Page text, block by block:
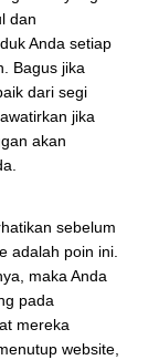
dan
Anda setiap
Bagus jika
dari segi
jika
akan
sebelum
adalah poin ini.
maka Anda
pada
mereka
website,